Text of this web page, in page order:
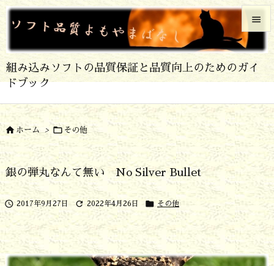
組み込みソフトの品質保証と品質向上のためのガイ
ドブック





検索
 ホーム >  その他
銀の弾丸なんて無い No Silver Bullet
 2017年9月27日  2022年4月26日  その他